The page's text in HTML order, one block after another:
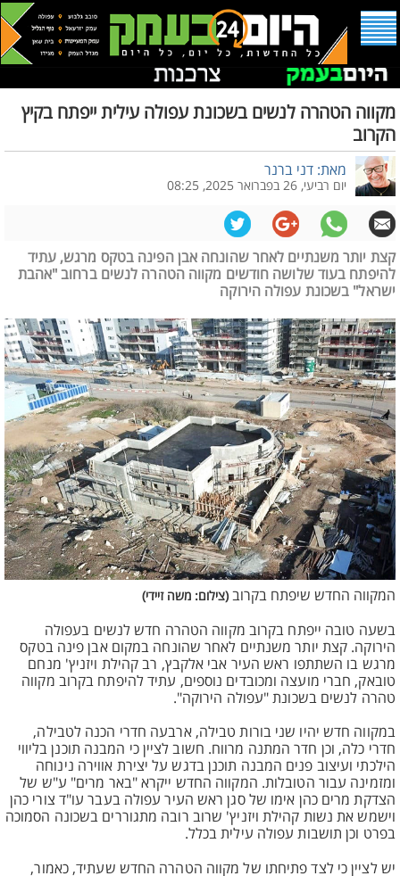
מקווה הטהרה לנשים בשכונת עפולה עילית ייפתח בקיץ
הקרוב
מאת: דני ברנר
יום רביעי, 26 בפברואר 2025, 08:25
קצת יותר משנתיים לאחר שהונחה אבן הפינה בטקס מרגש, עתיד
להיפתח בעוד שלושה חודשים מקווה הטהרה לנשים ברחוב "אהבת
ישראל" בשכונת עפולה הירוקה
המקווה החדש שיפתח בקרוב (צילום: משה זיידי)
בשעה טובה ייפתח בקרוב מקווה הטהרה חדש לנשים בעפולה
הירוקה. קצת יותר משנתיים לאחר שהונחה במקום אבן פינה בטקס
מרגש בו השתתפו ראש העיר אבי אלקבץ, רב קהילת ויזניץ' מנחם
טובאק, חברי מועצה ומכובדים נוספים, עתיד להיפתח בקרוב מקווה
טהרה לנשים בשכונת "עפולה הירוקה".
במקווה חדש יהיו שני בורות טבילה, ארבעה חדרי הכנה לטבילה,
חדרי כלה, וכן חדר המתנה מרווח. חשוב לציין כי המבנה תוכנן בליווי
הילכתי ועיצוב פנים המבנה תוכנן בדגש על יצירת אווירה נינוחה
ומזמינה עבור הטובלות. המקווה החדש ייקרא "באר מרים" ע"ש של
הצדקת מרים כהן אימו של סגן ראש העיר עפולה בעבר עו"ד צורי כהן
וישמש את נשות קהילת ויזניץ' שרוב רובה מתגוררים בשכונה הסמוכה
בפרט וכן תושבות עפולה עילית בכלל.
יש לציין כי לצד פתיחתו של מקווה הטהרה החדש שעתיד, כאמור,